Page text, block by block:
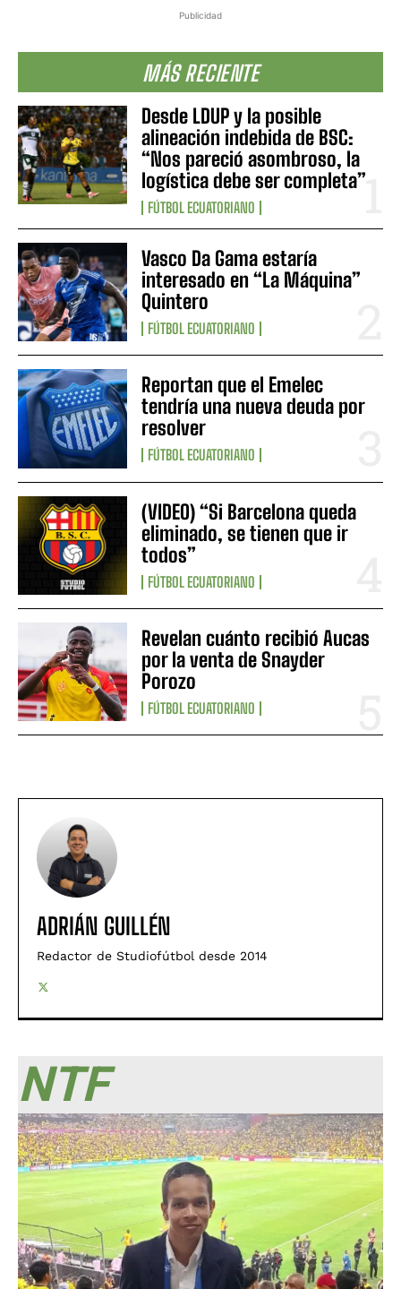
Publicidad
MÁS RECIENTE
Desde LDUP y la posible
alineación indebida de BSC:
“Nos pareció asombroso, la
logística debe ser completa”
FÚTBOL ECUATORIANO
Vasco Da Gama estaría
interesado en “La Máquina”
Quintero
FÚTBOL ECUATORIANO
Reportan que el Emelec
tendría una nueva deuda por
resolver
FÚTBOL ECUATORIANO
(VIDEO) “Si Barcelona queda
eliminado, se tienen que ir
todos”
FÚTBOL ECUATORIANO
Revelan cuánto recibió Aucas
por la venta de Snayder
Porozo
FÚTBOL ECUATORIANO
ADRIÁN GUILLÉN
Redactor de Studiofútbol desde 2014
NTF